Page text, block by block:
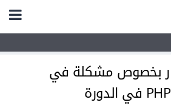
بخصوص مشكلة في